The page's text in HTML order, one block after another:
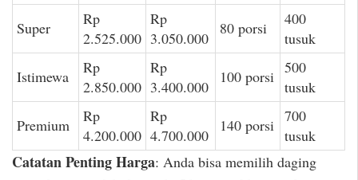
Super
Rp
2.525.000
Rp
3.050.000
80 porsi
400
tusuk
Istimewa
Rp
2.850.000
Rp
3.400.000
100 porsi 500
tusuk
Premium
Rp
4.200.000
Rp
4.700.000
140 porsi 700
tusuk
Catatan Penting Harga: Anda bisa memilih daging